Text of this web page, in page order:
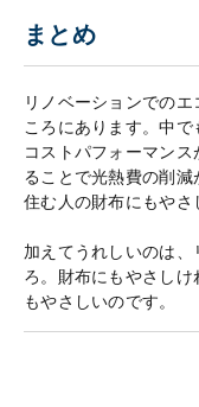
まとめ
リノベーションでの
ころにあります。中
コストパフォーマン
ることで光熱費の削減
住む人の財布にもやさ
加えてうれしいのは、
ろ。財布にもやさし
もやさしいのです。